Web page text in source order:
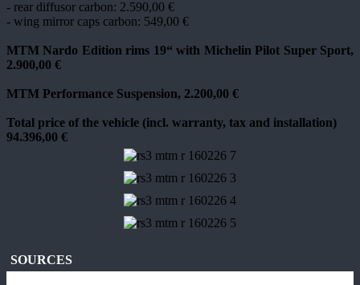
- rear diffusor carbon: 2.590,00 €
- wing mirror caps carbon: 549,00 €
MTM Nardo Edition rims 19“ with Michelin Pilot Super Sport,
2.900,00 €
MTM Performance Suspension, 2.200,00 €
Total price of the vehicle (incl. warranty, tax and installation)
94.396,00 €
SOURCES